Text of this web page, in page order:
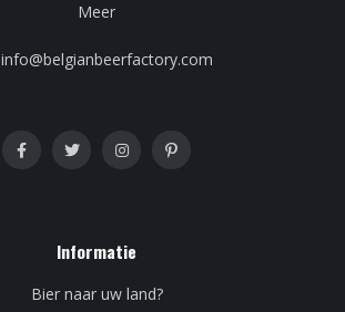
Meer
info@belgianbeerfactory.com
Informatie
Bier naar uw land?